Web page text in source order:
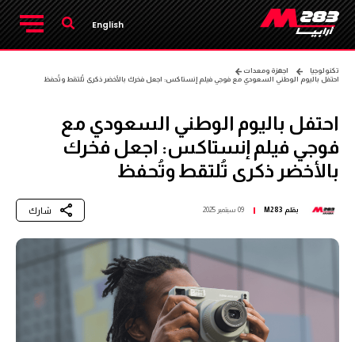
English
تكنولوجيا
اجهزة ومعدات
احتفل باليوم الوطني السعودي مع فوجي فيلم إنستاكس: اجعل فخرك بالأخضر ذكرى تُلتقط وتُحفظ
احتفل باليوم الوطني السعودي مع
فوجي فيلم إنستاكس: اجعل فخرك
بالأخضر ذكرى تُلتقط وتُحفظ
بقلم M283 09 سبتمبر 2025 شارك